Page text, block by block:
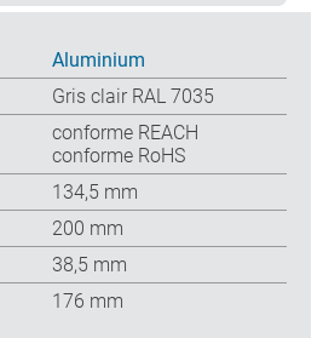
Aluminium
Gris clair RAL 7035
conforme REACH
conforme RoHS
134,5 mm
200 mm
38,5 mm
176 mm